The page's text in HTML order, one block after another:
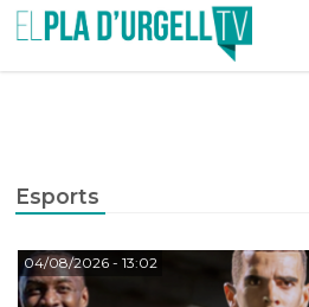
Esports
04/08/2026- 13:02